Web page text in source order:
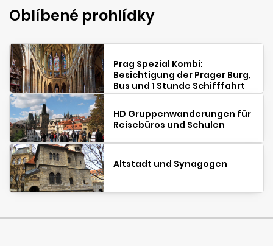
Oblíbené prohlídky
Prag Spezial Kombi:
Besichtigung der Prager Burg,
Bus und 1 Stunde Schifffahrt
inklusive
HD Gruppenwanderungen für
Reisebüros und Schulen
Altstadt und Synagogen